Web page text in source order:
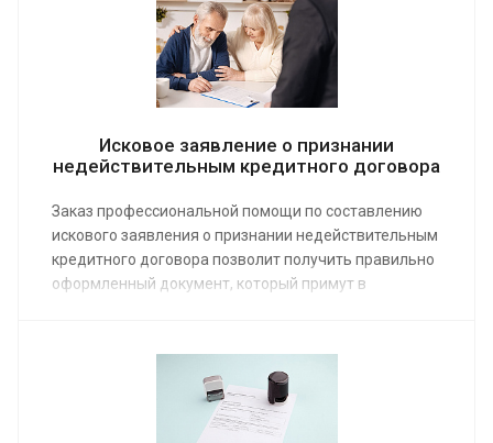
деле признания наследника недостойным.
Исковое заявление о признании
недействительным кредитного договора
Заказ профессиональной помощи по составлению
искового заявления о признании недействительным
кредитного договора позволит получить правильно
оформленный документ, который примут в
юристы предоставляют профессиональную помощь
в оформлении документов, сборе доказательств,
ведении дела в суде.